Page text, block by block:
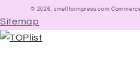
© 2026,smelltoimpress.com
Sitemap